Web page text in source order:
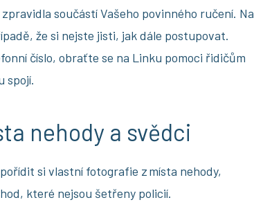
součástí Vašeho povinného ručení. Na
že si nejste jisti, jak dále postupovat.
číslo, obraťte se na Linku pomoci řidičům
spojí.
nehody a svědci
si vlastní fotografie z místa nehody,
které nejsou šetřeny policií.